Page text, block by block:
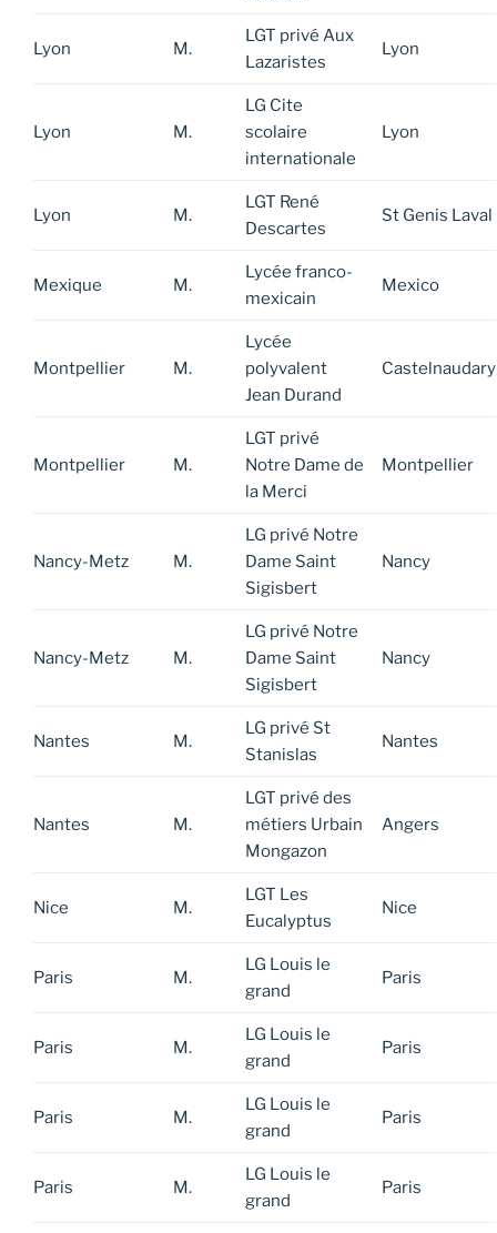
Lyon M.
LGT privé Aux
Lazaristes
Lyon
Lyon M.
LG Cite
scolaire
internationale
Lyon
Lyon M.
LGT René
Descartes
St Genis Laval
Mexique M.
Lycée franco-
mexicain
Mexico
Montpellier M.
Lycée
polyvalent
Jean Durand
Castelnaudary
Montpellier M.
LGT privé
Notre Dame de
la Merci
Montpellier
Nancy-Metz M.
LG privé Notre
Dame Saint
Sigisbert
Nancy
Nancy-Metz M.
LG privé Notre
Dame Saint
Sigisbert
Nancy
Nantes M.
LG privé St
Stanislas
Nantes
Nantes M.
LGT privé des
métiers Urbain
Mongazon
Angers
Nice M.
LGT Les
Eucalyptus
Nice
Paris M.
LG Louis le
grand
Paris
Paris M.
LG Louis le
grand
Paris
Paris M.
LG Louis le
grand
Paris
Paris M.
LG Louis le
grand
Paris